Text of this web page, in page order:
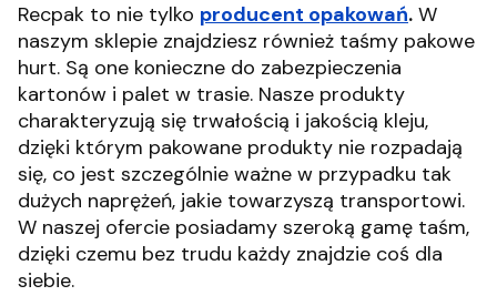
Recpak to nie tylko producent opakowań. W
naszym sklepie znajdziesz również taśmy pakowe
hurt. Są one konieczne do zabezpieczenia
kartonów i palet w trasie. Nasze produkty
charakteryzują się trwałością i jakością kleju,
dzięki którym pakowane produkty nie rozpadają
się, co jest szczególnie ważne w przypadku tak
dużych naprężeń, jakie towarzyszą transportowi.
W naszej ofercie posiadamy szeroką gamę taśm,
dzięki czemu bez trudu każdy znajdzie coś dla
siebie.